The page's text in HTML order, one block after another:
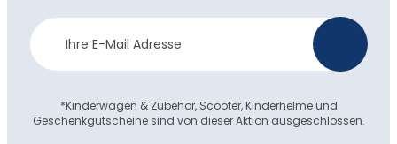
Newsletter
Anmeldung
*Kinderwägen & Zubehör, Scooter, Kinderhelme und
Geschenkgutscheine sind von dieser Aktion ausgeschlossen.